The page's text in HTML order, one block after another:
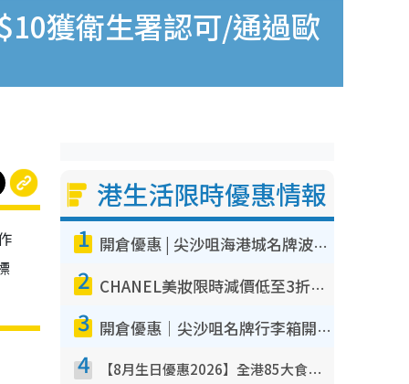
獲衛生署認可/通過歐
港生活限時優惠情報
1 開倉優惠 | 尖沙咀海港城名牌波鞋開倉低至1折！On鞋$899起／Joy&Peace鞋履$98起
2 CHANEL美妝限時減價低至3折！人氣粉底/唇膏/精華液低至$275！COCO香水都有平
3 開倉優惠｜尖沙咀名牌行李箱開倉低至4折！一連5日 American Tourister/ace./Hallmark $200起！
4 【8月生日優惠2026】全港85大食買玩著數攻略 自助餐/火鍋放題同行免費＋誠品/DONKI送現金券